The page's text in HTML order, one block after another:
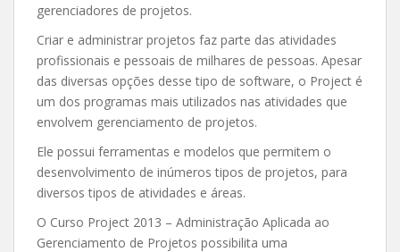
gerenciadores de projetos.
Criar e administrar projetos faz parte das atividades
profissionais e pessoais de milhares de pessoas. Apesar
das diversas opções desse tipo de software, o Project é
um dos programas mais utilizados nas atividades que
envolvem gerenciamento de projetos.
Ele possui ferramentas e modelos que permitem o
desenvolvimento de inúmeros tipos de projetos, para
diversos tipos de atividades e áreas.
O Curso Project 2013 – Administração Aplicada ao
Gerenciamento de Projetos possibilita uma